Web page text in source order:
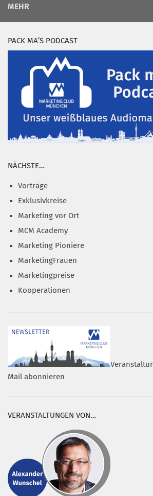
MEHR
PACK MA’S PODCAST
NÄCHSTE…
Vorträge
Exklusivkreise
Marketing vor Ort
MCM Academy
Marketing Pioniere
MarketingFrauen
Marketingpreise
Kooperationen
Mail abonnieren
VERANSTALTUNGEN VON…